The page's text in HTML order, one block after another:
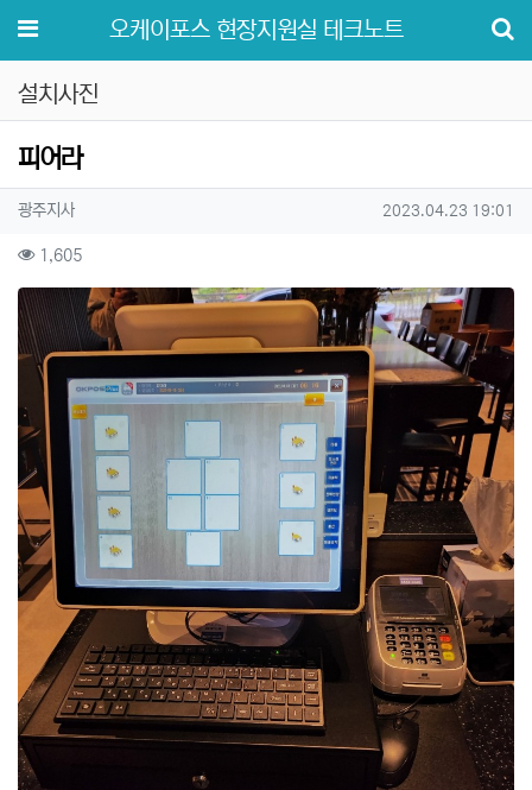
메뉴 오케이포스 현장지원실 테크노트
설치사진
피어라
작성자 정보
광주지사작성 작성일
2023.04.23 19:01
컨텐츠 정보
1,605조회
본문